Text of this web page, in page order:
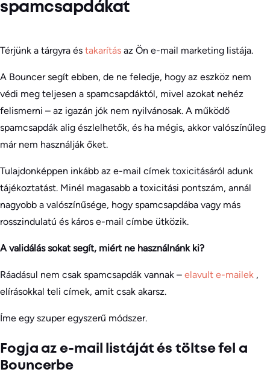
spamcsapdákat
Térjünk a tárgyra és takarítás az Ön e-mail marketing listája.
A Bouncer segít ebben, de ne feledje, hogy az eszköz nem
védi meg teljesen a spamcsapdáktól, mivel azokat nehéz
felismerni – az igazán jók nem nyilvánosak. A működő
spamcsapdák alig észlelhetők, és ha mégis, akkor valószínűleg
már nem használják őket.
Tulajdonképpen inkább az e-mail címek toxicitásáról adunk
tájékoztatást. Minél magasabb a toxicitási pontszám, annál
nagyobb a valószínűsége, hogy spamcsapdába vagy más
rosszindulatú és káros e-mail címbe ütközik.
A validálás sokat segít, miért ne használnánk ki?
Ráadásul nem csak spamcsapdák vannak – elavult e-mailek ,
elírásokkal teli címek, amit csak akarsz.
Íme egy szuper egyszerű módszer.
Fogja az e-mail listáját és töltse fel a
Bouncerbe